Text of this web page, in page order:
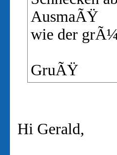
AusmaÃŸ
wie der
GruÃŸ
Hi Gerald,